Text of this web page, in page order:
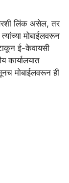
लिंक असेल, तर
मोबाईलवरून
ई-केवायसी
कार्यालयात
मोबाईलवरून ही